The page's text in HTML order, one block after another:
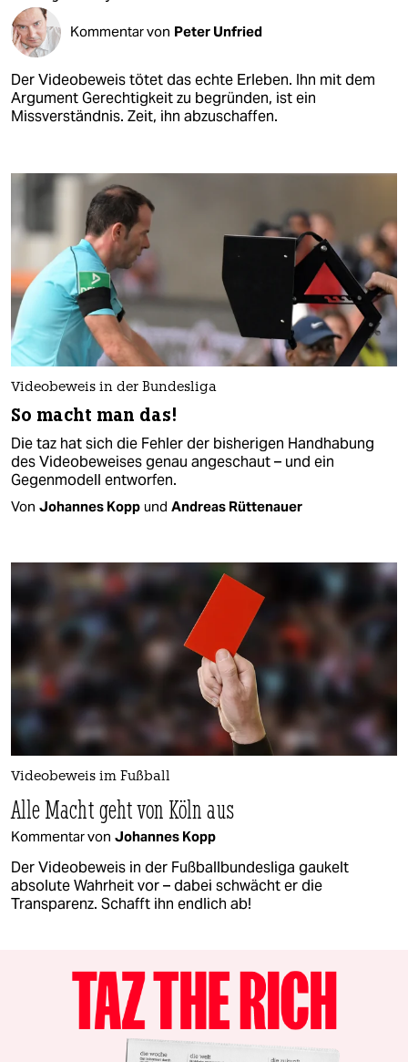
Kommentar von Peter Unfried
Der Videobeweis tötet das echte Erleben. Ihn mit dem
Argument Gerechtigkeit zu begründen, ist ein
Missverständnis. Zeit, ihn abzuschaffen.
Videobeweis in der Bundesliga
So macht man das!
Die taz hat sich die Fehler der bisherigen Handhabung
des Videobeweises genau angeschaut – und ein
Gegenmodell entworfen.
Von Johannes Kopp und Andreas Rüttenauer
Videobeweis im Fußball
Alle Macht geht von Köln aus
Kommentar von Johannes Kopp
Der Videobeweis in der Fußballbundesliga gaukelt
absolute Wahrheit vor – dabei schwächt er die
Transparenz. Schafft ihn endlich ab!